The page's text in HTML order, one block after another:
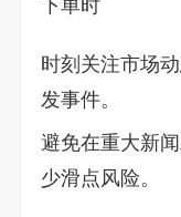
下单时
时刻关注市场
发事件。
避免在重大新
少滑点风险。